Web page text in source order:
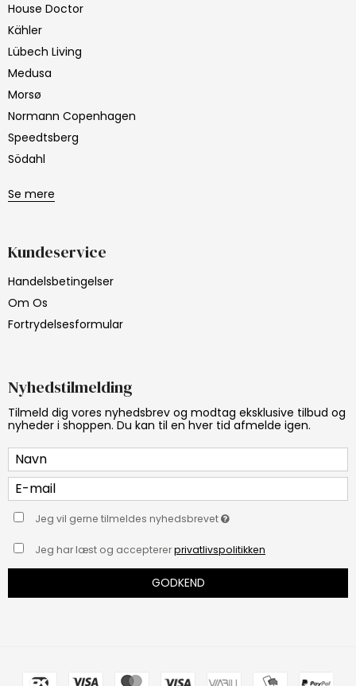
House Doctor
Kähler
Lübech Living
Medusa
Morsø
Normann Copenhagen
Speedtsberg
Södahl
Se mere
Kundeservice
Handelsbetingelser
Om Os
Fortrydelsesformular
Nyhedstilmelding
Tilmeld dig vores nyhedsbrev og modtag eksklusive tilbud og
nyheder i shoppen. Du kan til en hver tid afmelde igen.
Jeg vil gerne tilmeldes nyhedsbrevet
Jeg har læst og acceptererprivatlivspolitikken
GODKEND